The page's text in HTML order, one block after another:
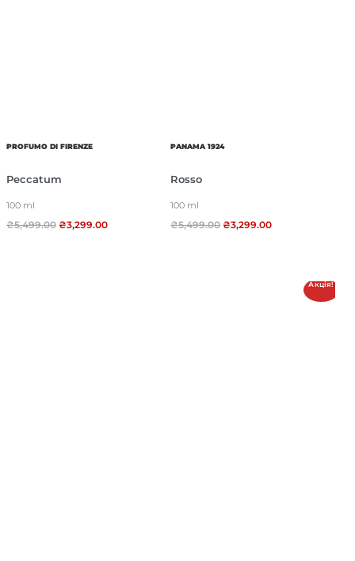
PROFUMO DI FIRENZE
Peccatum
100 ml
₴5,499.00 ₴3,299.00
PANAMA 1924
Rosso
100 ml
₴5,499.00 ₴3,299.00
Акція!